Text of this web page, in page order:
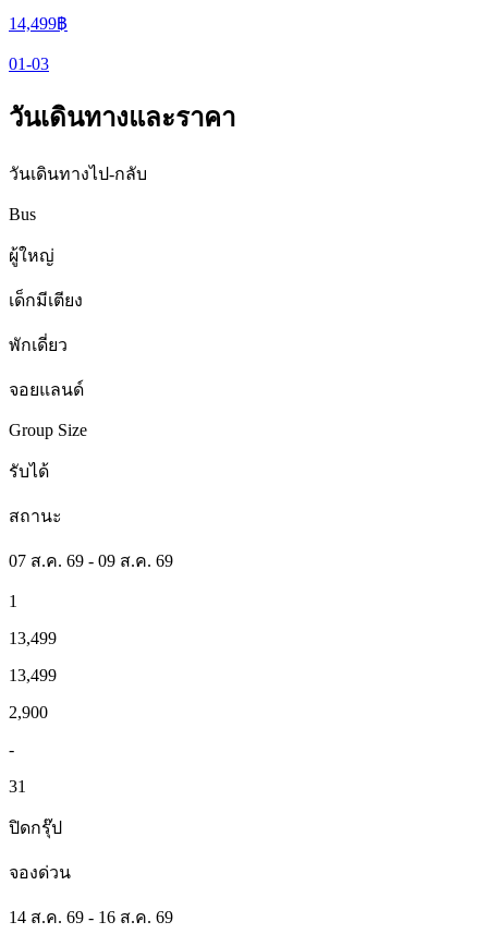
14,499฿
01-03
วันเดินทางและราคา
วันเดินทางไป-กลับ
Bus
ผู้ใหญ่
เด็กมีเตียง
พักเดี่ยว
จอยแลนด์
Group Size
รับได้
สถานะ
07 ส.ค. 69 - 09 ส.ค. 69
1
13,499
13,499
2,900
-
31
ปิดกรุ๊ป
จองด่วน
14 ส.ค. 69 - 16 ส.ค. 69